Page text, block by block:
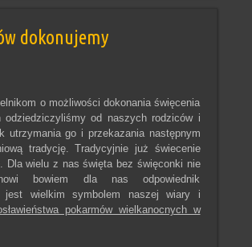
dokonujemy
o możliwości dokonania święcenia
odziedziczyliśmy od naszych rodziców i
utrzymania go i przekazania następnym
tradycję. Tradycyjnie już świecenie
Dla wielu z nas święta bez święconki nie
bowiem dla nas odpowiednik
jest wielkim symbolem naszej wiary i
pokarmów wielkanocnych w